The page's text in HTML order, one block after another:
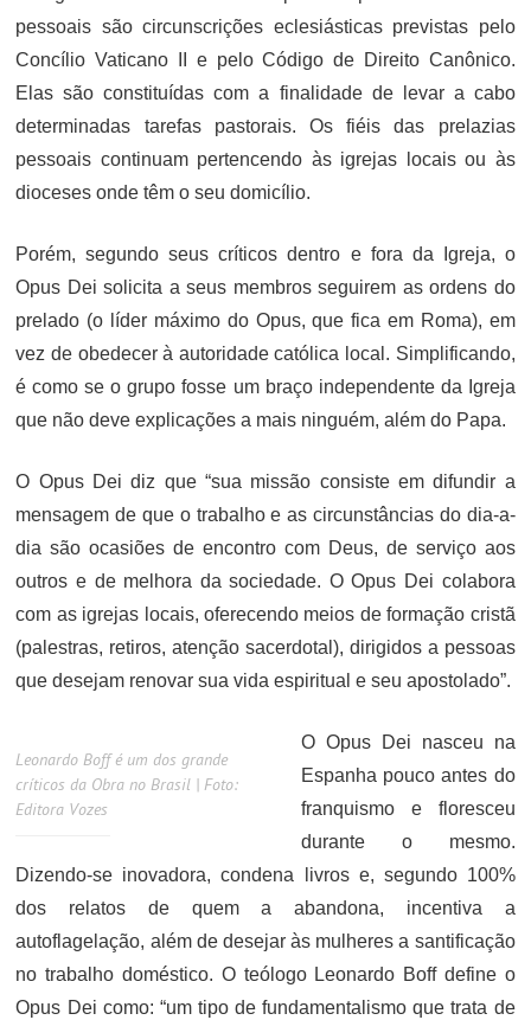
pessoais são circunscrições eclesiásticas previstas pelo
Concílio Vaticano II e pelo Código de Direito Canônico.
Elas são constituídas com a finalidade de levar a cabo
determinadas tarefas pastorais. Os fiéis das prelazias
pessoais continuam pertencendo às igrejas locais ou às
dioceses onde têm o seu domicílio.
Porém, segundo seus críticos dentro e fora da Igreja, o
Opus Dei solicita a seus membros seguirem as ordens do
prelado (o líder máximo do Opus, que fica em Roma), em
vez de obedecer à autoridade católica local. Simplificando,
é como se o grupo fosse um braço independente da Igreja
que não deve explicações a mais ninguém, além do Papa.
O Opus Dei diz que “sua missão consiste em difundir a
mensagem de que o trabalho e as circunstâncias do dia-a-
dia são ocasiões de encontro com Deus, de serviço aos
outros e de melhora da sociedade. O Opus Dei colabora
com as igrejas locais, oferecendo meios de formação cristã
(palestras, retiros, atenção sacerdotal), dirigidos a pessoas
que desejam renovar sua vida espiritual e seu apostolado”.
Leonardo Boff é um dos grande
críticos da Obra no Brasil | Foto:
Editora Vozes
O Opus Dei nasceu na
Espanha pouco antes do
franquismo e floresceu
durante o mesmo.
Dizendo-se inovadora, condena livros e, segundo 100%
dos relatos de quem a abandona, incentiva a
autoflagelação, além de desejar às mulheres a santificação
no trabalho doméstico. O teólogo Leonardo Boff define o
Opus Dei como: “um tipo de fundamentalismo que trata de